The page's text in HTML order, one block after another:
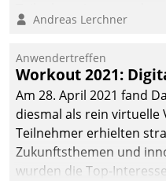
Teilnehmer kurzweilige
Cloud-Strategien und -
Lösungen mit hohem
Zukunftspotenzial.
Andreas Lerchner
Anwendertreffen
Workout 2021:
Am 28. April 2021 fand
diesmal als rein virtuelle
Teilnehmer erhielten
Zukunftsthemen und
wurden die Top-